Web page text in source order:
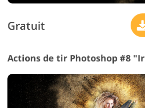
Gratuit
Actions de tir Photoshop #8